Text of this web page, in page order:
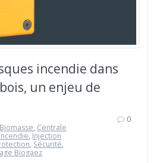
incendie dans
un enjeu de
Biomasse, Centrale
Incendie, Injection
, Sécurité,
Biogaez
0